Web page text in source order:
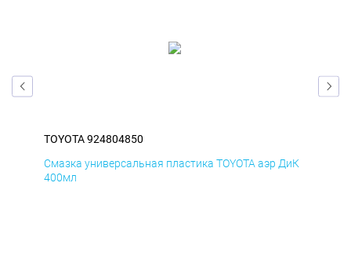
TOYOTA 924804850
Смазка универсальная пластика TOYOTA аэр ДиК
400мл